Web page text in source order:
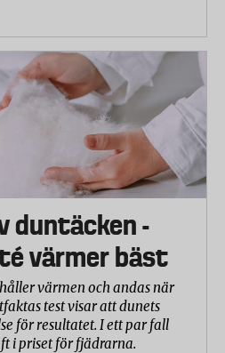
duntäcken -
värmer bäst
värmen och andas när
test visar att dunets
för resultatet. I ett par fall
i priset för fjädrarna.